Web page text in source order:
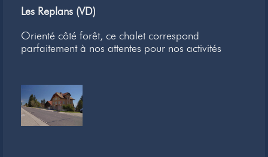
Les Replans (VD)
Orienté côté forêt, ce chalet correspond
parfaitement à nos attentes pour nos activités